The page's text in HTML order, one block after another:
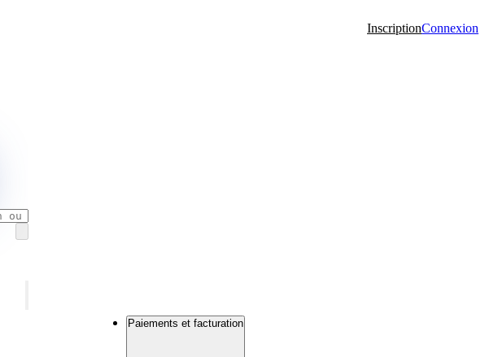
InscriptionConnexion
Paiements et facturation